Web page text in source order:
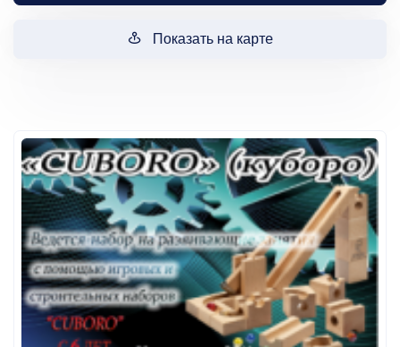
Показать на карте